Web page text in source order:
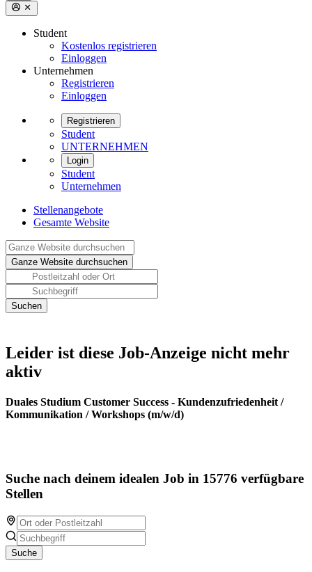
Student
Kostenlos registrieren
Einloggen
Unternehmen
Registrieren
Einloggen
Registrieren
Student
UNTERNEHMEN
Login
Student
Unternehmen
Stellenangebote
Gesamte Website
Leider ist diese Job-Anzeige nicht mehr
aktiv
Duales Studium Customer Success - Kundenzufriedenheit /
Kommunikation / Workshops (m/w/d)
Suche nach deinem idealen Job in 15776 verfügbare
Stellen
Suche